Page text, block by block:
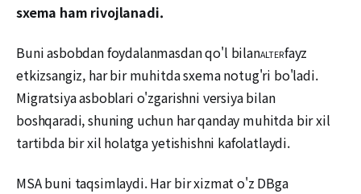
sxema ham rivojlanadi.
Buni asbobdan foydalanmasdan qo'l bilanALTERfayz
etkizsangiz, har bir muhitda sxema notug'ri bo'ladi.
Migratsiya asboblari o'zgarishni versiya bilan
boshqaradi, shuning uchun har qanday muhitda bir xil
tartibda bir xil holatga yetishishni kafolatlaydi.
MSA buni taqsimlaydi. Har bir xizmat o'z DBga